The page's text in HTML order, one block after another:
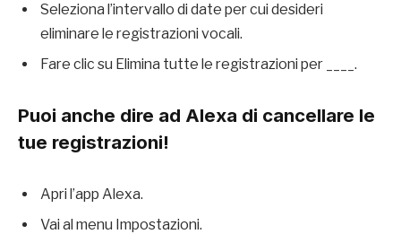
Seleziona l’intervallo di date per cui desideri
eliminare le registrazioni vocali.
Fare clic su Elimina tutte le registrazioni per ____.
Puoi anche dire ad Alexa di cancellare le
tue registrazioni!
Apri l’app Alexa.
Vai al menu Impostazioni.